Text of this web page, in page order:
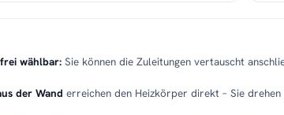
wählbar: Sie können die Zuleitungen vertauscht
der Wand erreichen den Heizkörper direkt – Sie